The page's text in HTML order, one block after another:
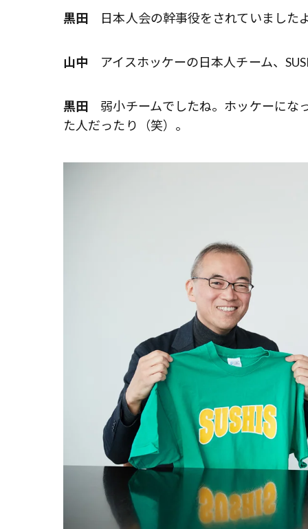
黒田 日本人会の幹事役をされていました
山中 アイスホッケーの日本人チーム、
黒田 弱小チームでしたね。ホッケーにな
た人だったり（笑）。